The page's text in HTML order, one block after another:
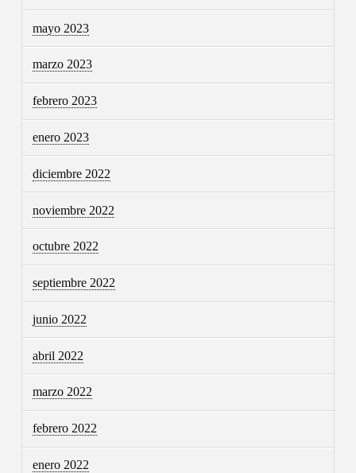
mayo 2023
marzo 2023
febrero 2023
enero 2023
diciembre 2022
noviembre 2022
octubre 2022
septiembre 2022
junio 2022
abril 2022
marzo 2022
febrero 2022
enero 2022